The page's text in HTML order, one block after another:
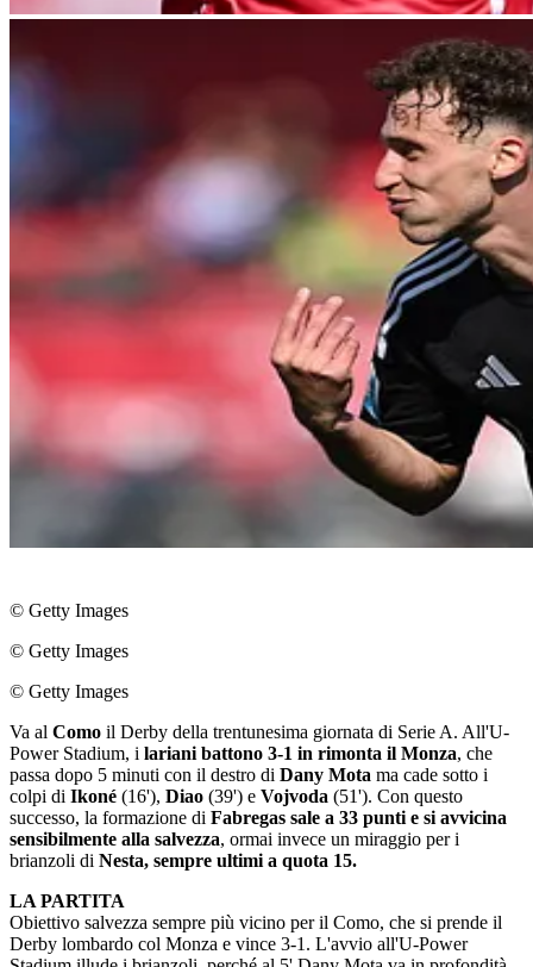
© Getty Images
© Getty Images
© Getty Images
Va al Como il Derby della trentunesima giornata di Serie A. All'U-
Power Stadium, i lariani battono 3-1 in rimonta il Monza, che
passa dopo 5 minuti con il destro di Dany Mota ma cade sotto i
colpi di Ikoné (16'), Diao (39') e Vojvoda (51'). Con questo
successo, la formazione di Fabregas sale a 33 punti e si avvicina
sensibilmente alla salvezza, ormai invece un miraggio per i
brianzoli di Nesta, sempre ultimi a quota 15.
LA PARTITA
Obiettivo salvezza sempre più vicino per il Como, che si prende il
Derby lombardo col Monza e vince 3-1. L'avvio all'U-Power